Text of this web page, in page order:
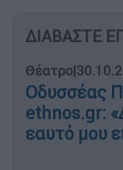
ΔΙΑΒΑΣΤΕ
Θέατρο|
Οδυσσέας
ethnos.gr:
εαυτό μου